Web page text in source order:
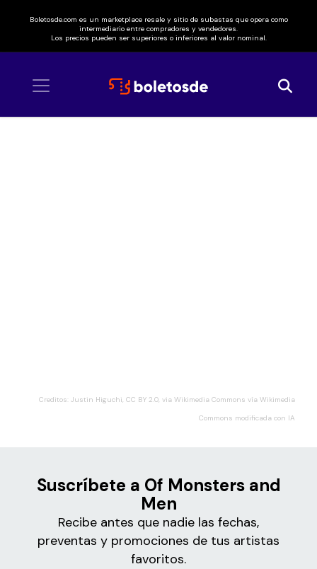
Boletosde.com es un marketplace resale y sitio de subastas que opera como
intermediario entre compradores y vendedores.
Los precios pueden ser superiores o inferiores al valor nominal.
Creditos: Justin Higuchi, CC BY 2.0, via Wikimedia Commons vía Wikimedia
Commons modificada con IA
Suscríbete a Of Monsters and
Men
Recibe antes que nadie las fechas,
preventas y promociones de tus artistas
favoritos.